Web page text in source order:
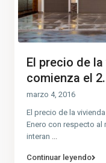
El precio de
comienza el
marzo 4, 2016
El precio de la
Enero con respecto al
interan ...
Continuar leyendo